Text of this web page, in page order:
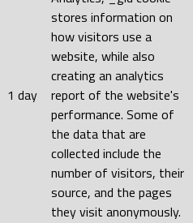
1 day
stores information on
how visitors use a
website, while also
creating an analytics
report of the website's
performance. Some of
the data that are
collected include the
number of visitors, their
source, and the pages
they visit anonymously.